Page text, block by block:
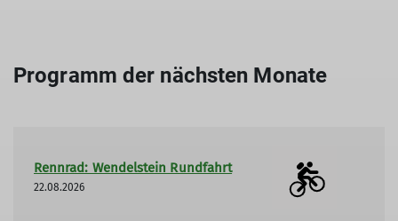
Programm der nächsten Monate
Rennrad: Wendelstein Rundfahrt
22.08.2026